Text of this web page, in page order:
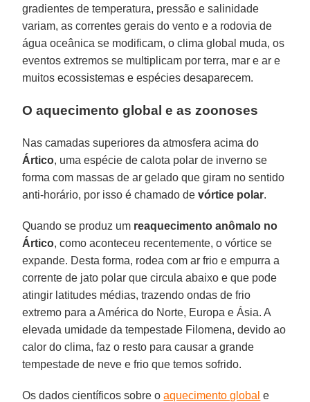
gradientes de temperatura, pressão e salinidade
variam, as correntes gerais do vento e a rodovia de
água oceânica se modificam, o clima global muda, os
eventos extremos se multiplicam por terra, mar e ar e
muitos ecossistemas e espécies desaparecem.
O aquecimento global e as zoonoses
Nas camadas superiores da atmosfera acima do
Ártico, uma espécie de calota polar de inverno se
forma com massas de ar gelado que giram no sentido
anti-horário, por isso é chamado devórtice polar.
Quando se produz um reaquecimento anômalo no
Ártico, como aconteceu recentemente, o vórtice se
expande. Desta forma, rodea com ar frio e empurra a
corrente de jato polar que circula abaixo e que pode
atingir latitudes médias, trazendo ondas de frio
extremo para a América do Norte, Europa e Ásia. A
elevada umidade da tempestade Filomena, devido ao
calor do clima, faz o resto para causar a grande
tempestade de neve e frio que temos sofrido.
Os dados científicos sobre oaquecimento global e